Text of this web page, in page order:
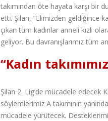
takımından öte hayata karşı bir
etti. Şilan, “Elimizden geldiğince
çıkan tüm kadınlar anneli kızlı
geliyor. Bu davranışlarımız tüm
“Kadın
Şilan 2. Lig’de mücadele edecek
söylemlerimiz A takımının
mücadele yürütecek.